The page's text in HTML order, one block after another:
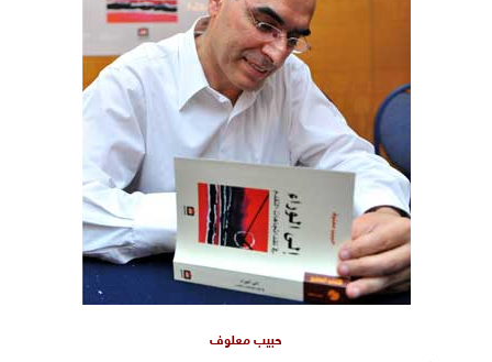
حبيب معلوف